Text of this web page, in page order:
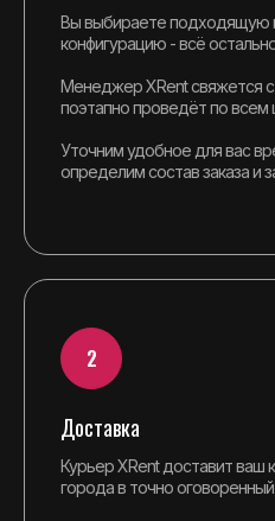
Вы выбираете подходящую
конфигурацию - всё
Менеджер XRent свяжется с
поэтапно проведёт по всем
Уточним удобное для вас
определим состав заказа и
Доставка
Курьер XRent доставит ваш
города в точно